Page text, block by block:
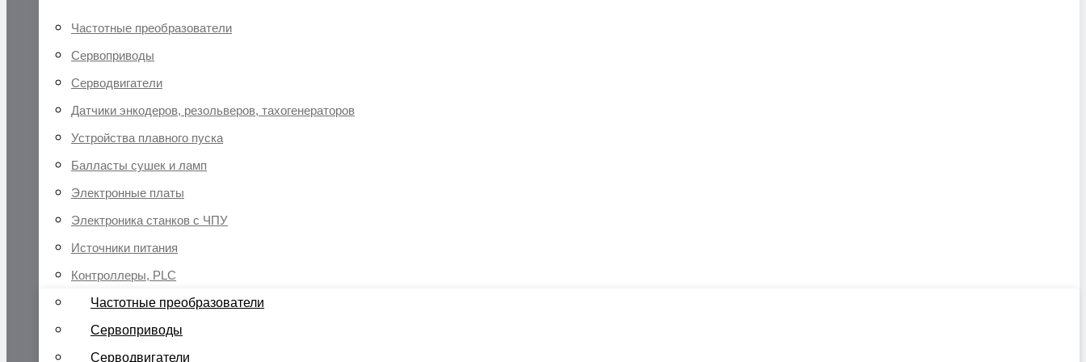
Частотные преобразователи
Сервоприводы
Серводвигатели
Датчики энкодеров, резольверов, тахогенераторов
Устройства плавного пуска
Балласты сушек и ламп
Электронные платы
Электроника станков с ЧПУ
Источники питания
Контроллеры, PLC
Частотные преобразователи
Сервоприводы
Серводвигатели